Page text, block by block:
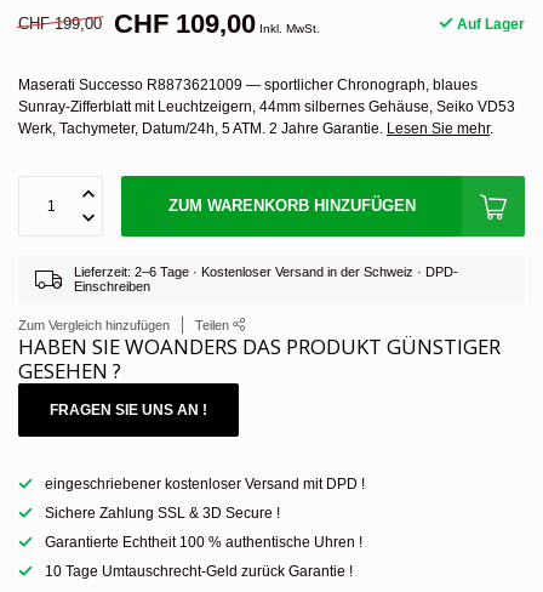
CHF 199,00 CHF 109,00 Inkl. MwSt. Auf Lager
Maserati Successo R8873621009 — sportlicher Chronograph, blaues
Sunray-Zifferblatt mit Leuchtzeigern, 44mm silbernes Gehäuse, Seiko VD53
Werk, Tachymeter, Datum/24h, 5 ATM. 2 Jahre Garantie. Lesen Sie mehr.
ZUM WARENKORB HINZUFÜGEN
Lieferzeit: 2–6 Tage · Kostenloser Versand in der Schweiz · DPD-
Einschreiben
Zum Vergleich hinzufügen Teilen
HABEN SIE WOANDERS DAS PRODUKT GÜNSTIGER
GESEHEN ?
FRAGEN SIE UNS AN !
eingeschriebener kostenloser Versand mit DPD !
Sichere Zahlung SSL & 3D Secure !
Garantierte Echtheit 100 % authentische Uhren !
10 Tage Umtauschrecht-Geld zurück Garantie !